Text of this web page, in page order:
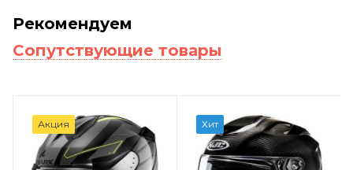
Рекомендуем
Сопутствующие товары
Акция Хит